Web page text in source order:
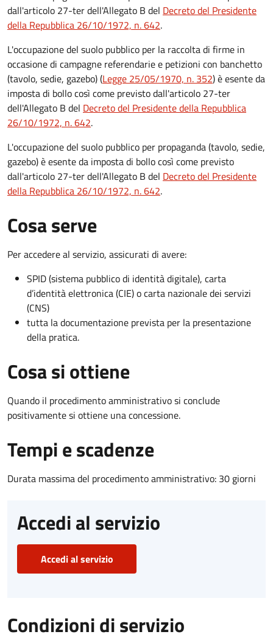
dall'articolo 27-ter dell'Allegato B del Decreto del Presidente
della Repubblica 26/10/1972, n. 642.
L'occupazione del suolo pubblico per la raccolta di firme in
occasione di campagne referendarie e petizioni con banchetto
(tavolo, sedie, gazebo) (Legge 25/05/1970, n. 352) è esente da
imposta di bollo così come previsto dall'articolo 27-ter
dell'Allegato B del Decreto del Presidente della Repubblica
26/10/1972, n. 642.
L'occupazione del suolo pubblico per propaganda (tavolo, sedie,
gazebo) è esente da imposta di bollo così come previsto
dall'articolo 27-ter dell'Allegato B del Decreto del Presidente
della Repubblica 26/10/1972, n. 642.
Cosa serve
Per accedere al servizio, assicurati di avere:
SPID (sistema pubblico di identità digitale), carta
d’identità elettronica (CIE) o carta nazionale dei servizi
(CNS)
tutta la documentazione prevista per la presentazione
della pratica.
Cosa si ottiene
Quando il procedimento amministrativo si conclude
positivamente si ottiene una concessione.
Tempi e scadenze
Durata massima del procedimento amministrativo: 30 giorni
Accedi al servizio
Accedi al servizio
Condizioni di servizio